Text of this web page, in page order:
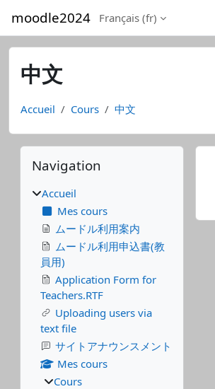
moodle2024 Français ‎(fr)‎
中文
Accueil Cours 中文
Blocs
Passer Navigation
Navigation
Accueil
Mes cours
ムードル利用案内
ムードル利用申込書(教
員用)
Application Form for
Teachers.RTF
Uploading users via
text file
サイトアナウンスメント
Mes cours
Cours